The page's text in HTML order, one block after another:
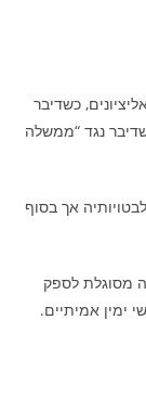
כשדיבר
נגד “ממשלה
אך בסוף
מסוגלת לספק
ימין אמיתיים.